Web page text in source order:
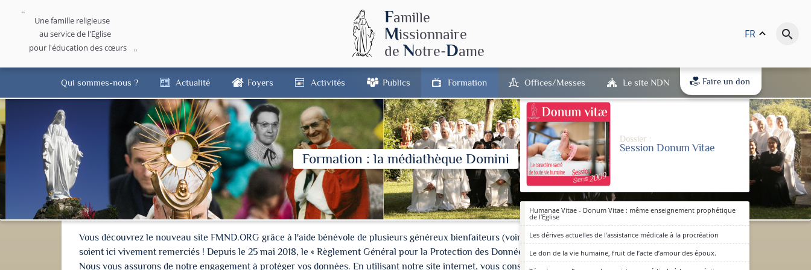
Une famille religieuse
au service de l'Eglise
pour l'éducation des cœurs
Famille
Missionnaire
de Notre-Dame
FR keyboard_arrow_up search
Qui sommes-nous ? Actualité Foyers Activités Publics Formation Offices/Messes Le site NDN Faire un don
Formation : la médiathèque Domini
Vous découvrez le nouveau site FMND.ORG grâce à l'aide bénévole de plusieurs généreux bienfaiteurs (voir les crédits en bas de page) : qu'ils
soient ici vivement remerciés ! Depuis le 25 mai 2018, le « Règlement Général pour la Protection des Données » (RGPD) est entré en vigueur.
Nous vous assurons de notre engagement à protéger vos données. En utilisant notre site internet, vous consentez à notre politique de
D'accord
Pierre-Olivier Arduin
Dossier :
Session Donum Vitae
Humanae Vitae - Donum Vitae : même enseignement prophétique
de l’Eglise
Les dérives actuelles de l’assistance médicale à la procréation
Le don de la vie humaine, fruit de l’acte d’amour des époux.